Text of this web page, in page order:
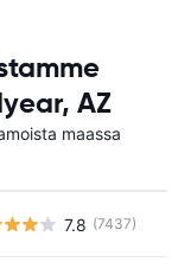
AZ
maassa
7.8 (7437)